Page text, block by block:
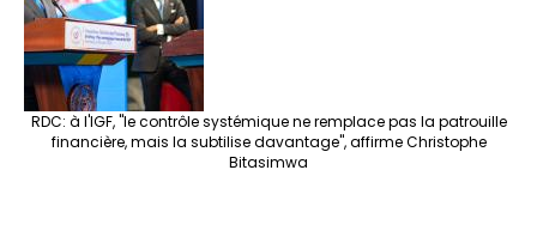
RDC: à l'IGF, "le contrôle systémique ne remplace pas la patrouille
financière, mais la subtilise davantage", affirme Christophe
Bitasimwa